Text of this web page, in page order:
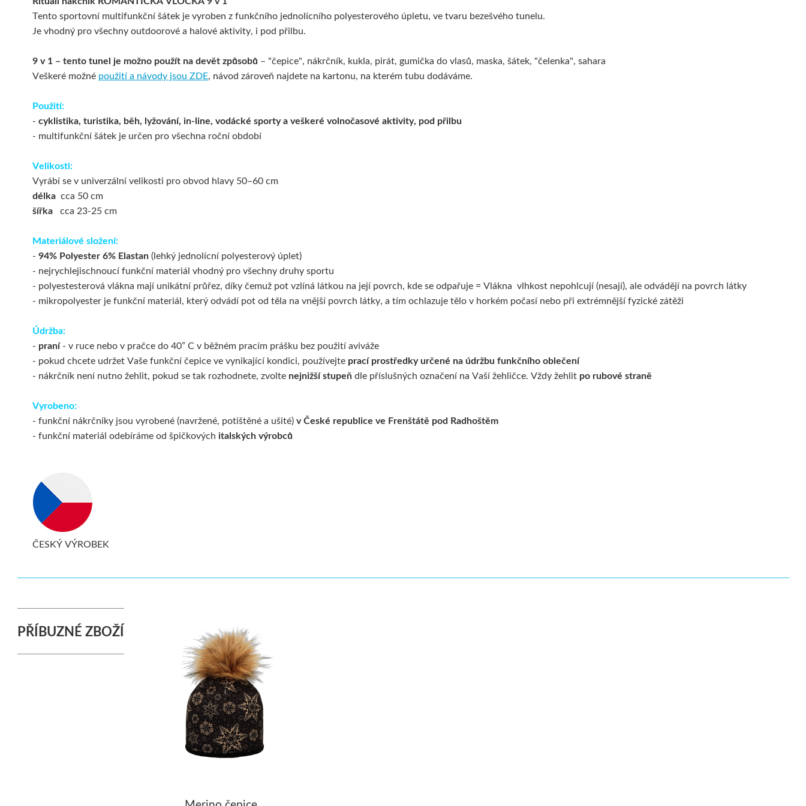
Tento sportovní multifunkční šátek je vyroben z funkčního jednolícního polyesterového úpletu, ve tvaru bezešvého tunelu.
Je vhodný pro všechny outdoorové a halové aktivity, i pod přilbu.
9 v 1 – tento tunel je možno použít na devět způsobů – "čepice", nákrčník, kukla, pirát, gumička do vlasů, maska, šátek, "čelenka", sahara
Veškeré možné použití a návody jsou ZDE návod zároveň najdete na kartonu, na kterém tubu dodáváme.
Použití:
- cyklistika, turistika, běh, lyžování, in-line, vodácké sporty a veškeré volnočasové aktivity, pod přilbu
- multifunkční šátek je určen pro všechna roční období
Velikosti:
Vyrábí se v univerzální velikosti pro obvod hlavy 50–60 cm
délka cca 50 cm
šířka
cca 23-25 cm
Materiálové složení:
-94% Polyester 6% Elastan (lehký jednolícní polyesterový úplet)
- nejrychlejischnoucí funkční materiál vhodný pro všechny druhy sportu
- polyestesterová vlákna mají unikátní průřez, díky čemuž pot vzlíná látkou na její povrch, kde se odpařuje = Vlákna vlhkost nepohlcují (nesají), ale odvádějí na povrch látky
- mikropolyester je funkční materiál, který odvádí pot od těla na vnější povrch látky, a tím ochlazuje tělo v horkém počasí nebo při extrémnější fyzické zátěži
Údržba:
- praní- v ruce nebo v pračce do 40° C v běžném pracím prášku bez použití aviváže
- pokud chcete udržet Vaše funkční čepice ve vynikající kondici, používejte prací prostředky určené na údržbu funkčního oblečení
- nákrčník není nutno žehlit, pokud se tak rozhodnete, zvolte nejnižší stupeň dle příslušných označení na Vaší žehličce. Vždy žehlit po rubové straně
Vyrobeno:
- funkční nákrčníky jsou vyrobené (navržené, potištěné a ušité)v České republice ve Frenštátě pod Radhoštěm
- funkční materiál odebíráme od špičkových italských výrobců
ČESKÝ VÝROBEK
PŘÍBUZNÉ ZBOŽÍ